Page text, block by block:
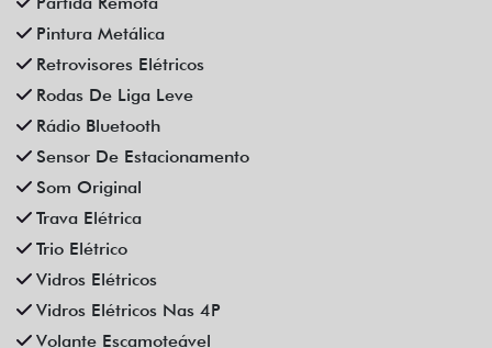
Vidros Elétricos
Vidros Elétricos Nas 4P
Volante Escamoteável